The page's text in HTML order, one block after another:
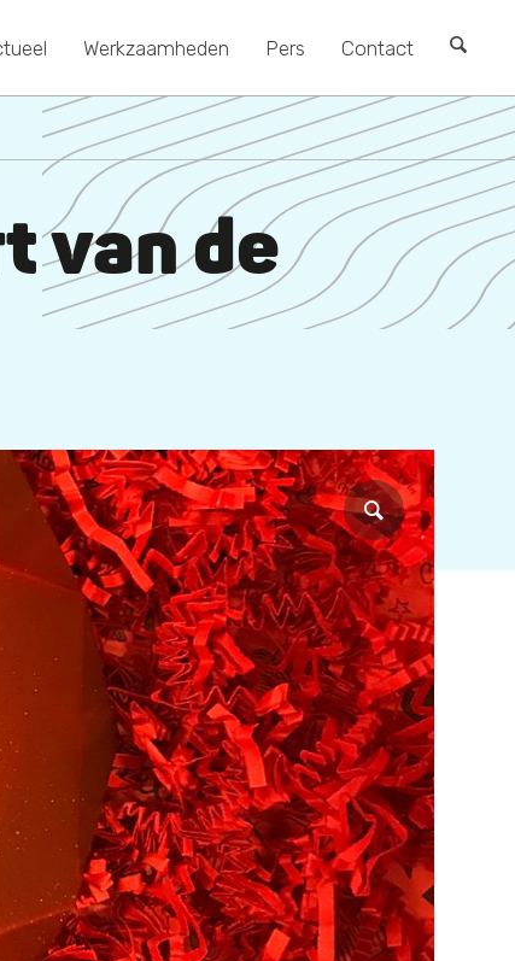
Werkzaamheden Pers Contact
van de